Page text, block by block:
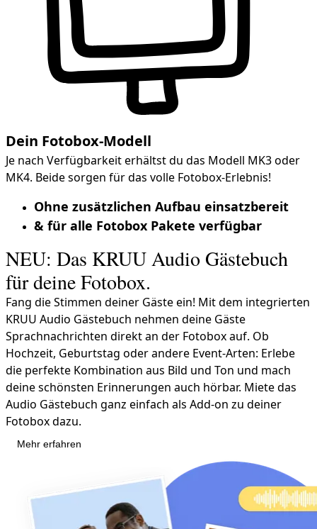
Dein Fotobox-Modell
Je nach Verfügbarkeit erhältst du das Modell MK3 oder
MK4. Beide sorgen für das volle Fotobox-Erlebnis!
Ohne zusätzlichen Aufbau einsatzbereit
& für alle Fotobox Pakete verfügbar
NEU: Das KRUU Audio Gästebuch
für deine Fotobox.
Fang die Stimmen deiner Gäste ein! Mit dem integrierten
KRUU Audio Gästebuch nehmen deine Gäste
Sprachnachrichten direkt an der Fotobox auf. Ob
Hochzeit, Geburtstag oder andere Event-Arten: Erlebe
die perfekte Kombination aus Bild und Ton und mach
deine schönsten Erinnerungen auch hörbar. Miete das
Audio Gästebuch ganz einfach als Add-on zu deiner
Fotobox dazu.
Mehr erfahren